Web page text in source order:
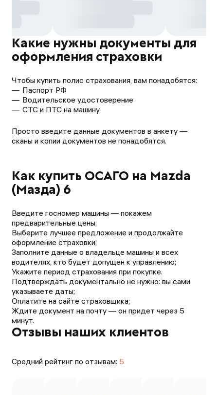
Какие нужны документы для
оформления страховки
Чтобы купить полис страхования, вам понадобятся:
Паспорт РФ
Водительское удостоверение
СТС и ПТС на машину
Просто введите данные документов в анкету —
сканы и копии документов не понадобятся.
Как купить ОСАГО на Mazda
(Мазда) 6
Введите госномер машины — покажем
предварительные цены;
Выберите лучшее предложение и продолжайте
оформление страховки;
Заполните данные о владельце машины и всех
водителях, кто будет допущен к управлению;
Укажите период страхования при покупке.
Подтверждать документально не нужно: вы сами
указываете даты;
Оплатите на сайте страховщика;
Ждите документ на почту — он придет через 5
минут.
Отзывы наших клиентов
Средний рейтинг по отзывам: 5